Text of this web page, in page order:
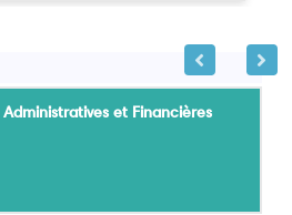
et Financières